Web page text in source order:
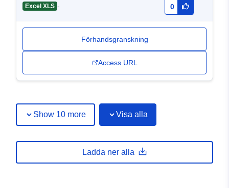
Excel XLS - 0
Förhandsgranskning
Access URL
Show 10 more Visa alla
Ladda ner alla